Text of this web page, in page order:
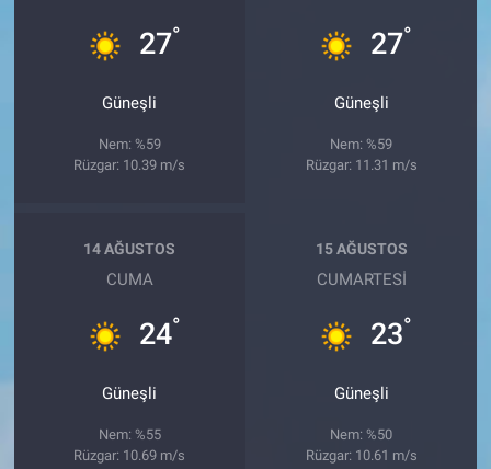
27°
Güneşli
Nem: %59
Rüzgar: 10.39 m/s
27°
Güneşli
Nem: %59
Rüzgar: 11.31 m/s
14 AĞUSTOS
CUMA
24°
Güneşli
Nem: %55
Rüzgar: 10.69 m/s
15 AĞUSTOS
CUMARTESI
23°
Güneşli
Nem: %50
Rüzgar: 10.61 m/s